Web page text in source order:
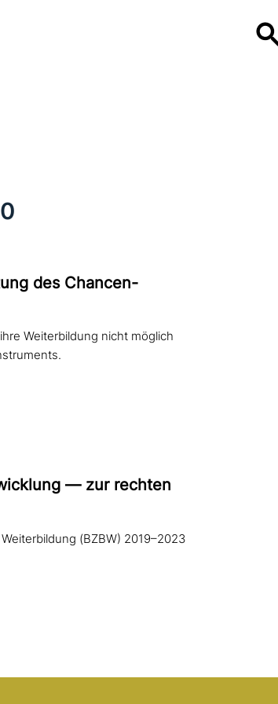
des Chancen-
Weiterbildung nicht möglich
— zur rechten
(BZBW) 2019–2023